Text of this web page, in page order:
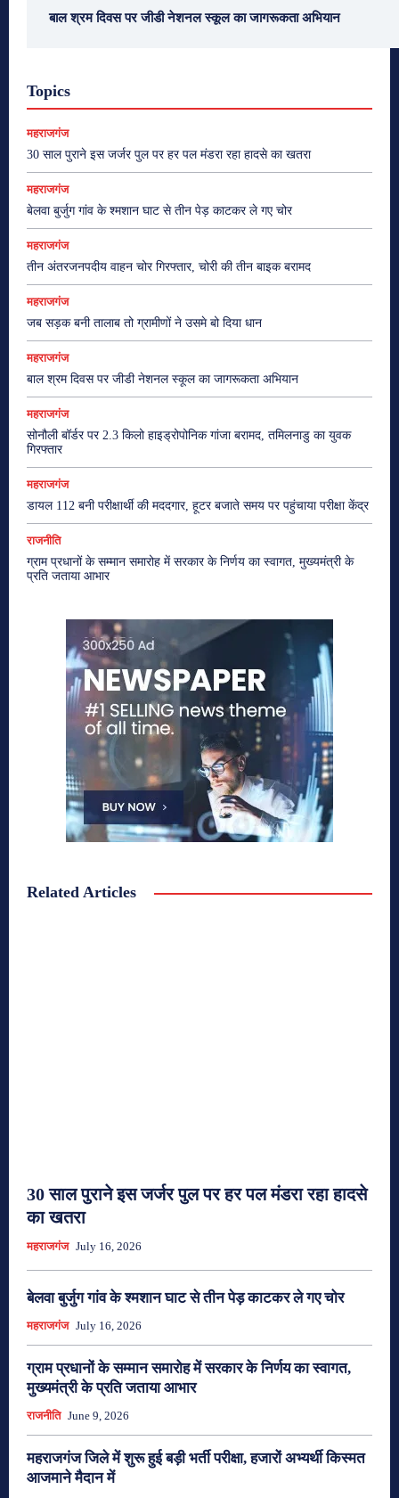
बाल श्रम दिवस पर जीडी नेशनल स्कूल का जागरूकता अभियान
Topics
महराजगंज
30 साल पुराने इस जर्जर पुल पर हर पल मंडरा रहा हादसे का खतरा
महराजगंज
बेलवा बुर्जुग गांव के श्मशान घाट से तीन पेड़ काटकर ले गए चोर
महराजगंज
तीन अंतरजनपदीय वाहन चोर गिरफ्तार, चोरी की तीन बाइक बरामद
महराजगंज
जब सड़क बनी तालाब तो ग्रामीणों ने उसमे बो दिया धान
महराजगंज
बाल श्रम दिवस पर जीडी नेशनल स्कूल का जागरूकता अभियान
महराजगंज
सोनौली बॉर्डर पर 2.3 किलो हाइड्रोपोनिक गांजा बरामद, तमिलनाडु का युवक
गिरफ्तार
महराजगंज
डायल 112 बनी परीक्षार्थी की मददगार, हूटर बजाते समय पर पहुंचाया परीक्षा केंद्र
राजनीति
ग्राम प्रधानों के सम्मान समारोह में सरकार के निर्णय का स्वागत, मुख्यमंत्री के
प्रति जताया आभार
Related Articles
30 साल पुराने इस जर्जर पुल पर हर पल मंडरा रहा हादसे
का खतरा
महराजगंज July 16, 2026
बेलवा बुर्जुग गांव के श्मशान घाट से तीन पेड़ काटकर ले गए चोर
महराजगंज July 16, 2026
ग्राम प्रधानों के सम्मान समारोह में सरकार के निर्णय का स्वागत,
मुख्यमंत्री के प्रति जताया आभार
राजनीति June 9, 2026
महराजगंज जिले में शुरू हुई बड़ी भर्ती परीक्षा, हजारों अभ्यर्थी किस्मत
आजमाने मैदान में